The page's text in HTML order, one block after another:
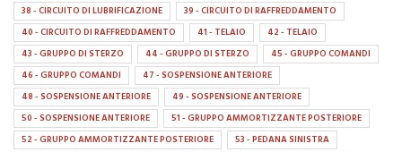
38 - CIRCUITO DI LUBRIFICAZIONE
39 - CIRCUITO DI RAFFREDDAMENTO
40 - CIRCUITO DI RAFFREDDAMENTO
41 - TELAIO
42 - TELAIO
43 - GRUPPO DI STERZO
44 - GRUPPO DI STERZO
45 - GRUPPO COMANDI
46 - GRUPPO COMANDI
47 - SOSPENSIONE ANTERIORE
48 - SOSPENSIONE ANTERIORE
49 - SOSPENSIONE ANTERIORE
50 - SOSPENSIONE ANTERIORE
51 - GRUPPO AMMORTIZZANTE POSTERIORE
52 - GRUPPO AMMORTIZZANTE POSTERIORE
53 - PEDANA SINISTRA